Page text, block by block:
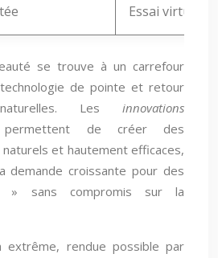
Essai virtuel,
se trouve à un carrefour
de pointe et retour
Les innovations
permettent de créer des
et hautement efficaces,
demande croissante pour des
» sans compromis sur la
extrême, rendue possible par